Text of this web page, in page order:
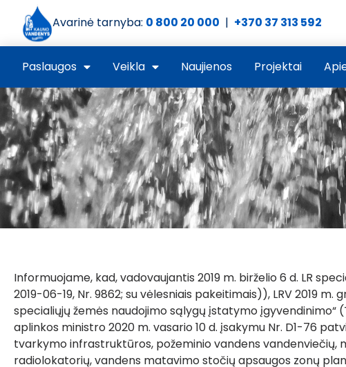
Avarinė tarnyba: 0 800 20 000 | +370 37 313 592
Paslaugos Veikla Naujienos Projektai
Informuojame, kad, vadovaujantis 2019 m. birželio 6 d. LR
2019-06-19, Nr. 9862; su vėlesniais pakeitimais)), LRV 2019 m.
specialiųjų žemės naudojimo sąlygų įstatymo įgyvendinimo“
aplinkos ministro 2020 m. vasario 10 d. įsakymu Nr. D1-76
tvarkymo infrastruktūros, požeminio vandens
radiolokatorių, vandens matavimo stočių apsaugos zonų